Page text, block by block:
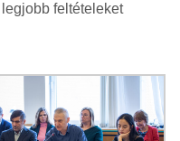
feltételeket